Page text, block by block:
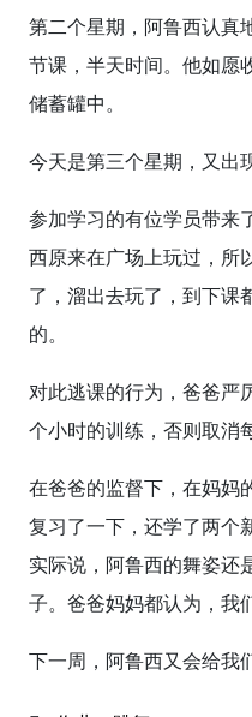
第二个星期，阿鲁西认真
节课，半天时间。他如愿
储蓄罐中。
今天是第三个星期，又出
参加学习的有位学员带来
西原来在广场上玩过，所
了，溜出去玩了，到下课
的。
对此逃课的行为，爸爸严
个小时的训练，否则取消
在爸爸的监督下，在妈妈
复习了一下，还学了两个
实际说，阿鲁西的舞姿还
子。爸爸妈妈都认为，我
下一周，阿鲁西又会给我